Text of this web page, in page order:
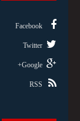
Facebook
Twitter
Google+
RSS